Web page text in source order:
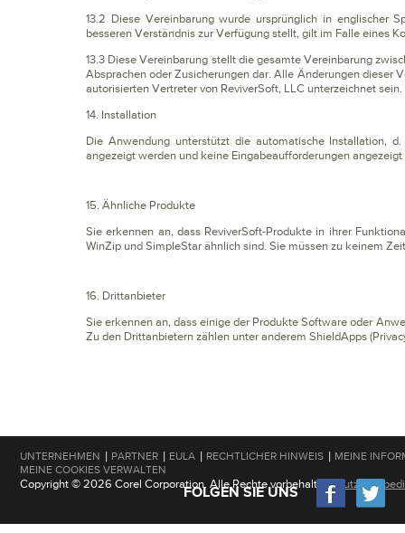
13.2 Diese Vereinbarung wurde ursprünglich in englischer
besseren Verständnis zur Verfügung stellt, gilt im Falle eines
13.3 Diese Vereinbarung stellt die gesamte Vereinbarung
Absprachen oder Zusicherungen dar. Alle Änderungen dieser
autorisierten Vertreter von ReviverSoft, LLC unterzeichnet sein.
14. Installation
Die Anwendung unterstützt die automatische Installation,
angezeigt werden und keine Eingabeaufforderungen
15. Ähnliche Produkte
Sie erkennen an, dass ReviverSoft-Produkte in ihrer
WinZip und SimpleStar ähnlich sind. Sie müssen zu keinem
16. Drittanbieter
Sie erkennen an, dass einige der Produkte Software oder
Zu den Drittanbietern zählen unter anderem ShieldApps
UNTERNEHMEN | PARTNER | EULA | RECHTLICHER HINWEIS | MEINE
MEINE COOKIES VERWALTEN
Copyright © 2026 Corel Corporation. Alle Rechte vorbehalten.
FOLGEN SIE UNS